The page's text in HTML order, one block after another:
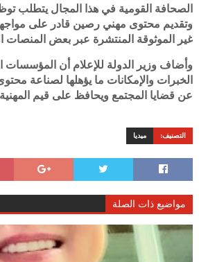
الصحافة القومية في هذا المجال يتطلب
وتقديم محتوى مهني رصين قادر على
غير الموثوقة المنتشرة عبر بعض المنصات
وأضاف وزير الدولة للإعلام أن المؤسسات
الخبرات والإمكانات ما يؤهلها لصناعة محتوى
عن قضايا المجتمع ويحافظ على قيم المهنية
التصنيف: ميديا
مواضيع ذات الصلة